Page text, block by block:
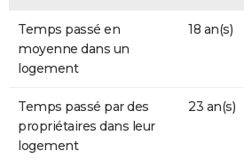
Temps passé en
moyenne dans un
logement
18 an(s)
Temps passé par des
propriétaires dans leur
logement
23 an(s)